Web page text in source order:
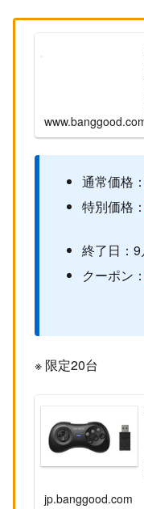
通常価格
特別価格
終了日：9
クーポン
※ 限定20台
jp.banggood.com